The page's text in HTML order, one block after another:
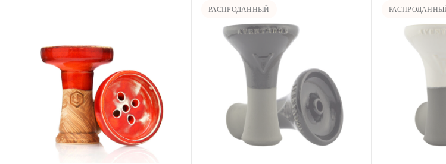
РАСПРОДАННЫЙ